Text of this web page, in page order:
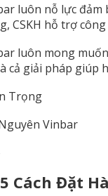
luôn nỗ lực
CSKH hỗ trợ
luôn mong
cả giải pháp giúp
Trọng
Vinbar
5 Cách Đặt